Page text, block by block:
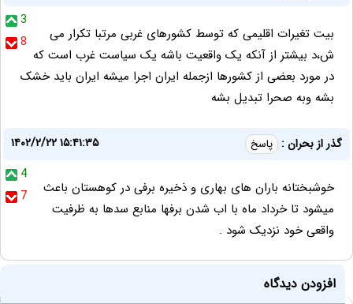
3
8
بیت تغیرات اقلیمی که توسط کشورهای غربی مرتبا تکرار می
ش،د بیشتر از آنکه یک واقعیت باشه یک سیاست غرب است که
در مورد بعضی از کشورها ازجمله ایران اجرا میشه ایران باید خشک
بشه وبه صحرا تبدیل بشه
گذر از بحران : پاسخ
۱۴۰۲/۲/۲۲ ۱۵:۴۱:۳۵
4
7
خوشبختانه باران های بهاری و ذخیره برفی در کوهستان باعث
میشود تا خرداد ماه با اب شدن برفها منابع سدها به ظرفیت
واقعی خود نزدیک شود .
افزودن دیدگاه